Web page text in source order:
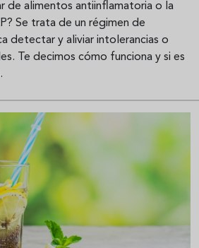
de alimentos antiinflamatoria o la
Se trata de un régimen de
detectar y aliviar intolerancias o
Te decimos cómo funciona y si es